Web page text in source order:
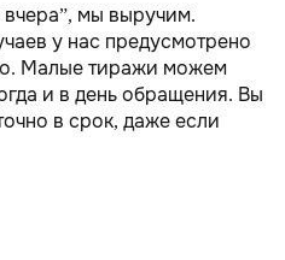
мы выручим.
у нас предусмотрено
Малые тиражи можем
и в день обращения. Вы
в срок, даже если